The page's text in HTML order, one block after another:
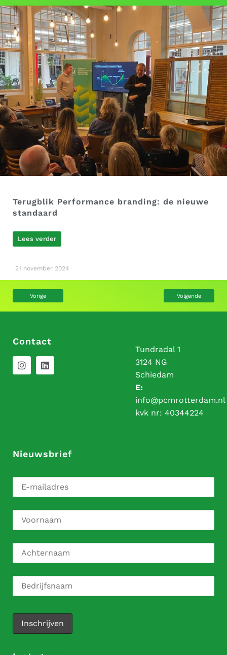
Terugblik Performance branding: de nieuwe
standaard
Lees verder
21 november 2024
Vorige Volgende
Contact
Tundradal 1
3124 NG
Schiedam
E:
info@pcmrotterdam.nl
kvk nr: 40344224
Nieuwsbrief